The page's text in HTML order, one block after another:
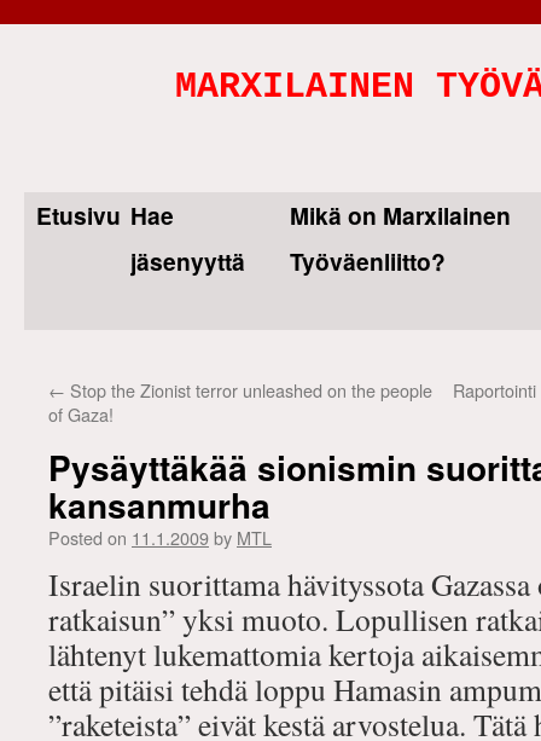
MARXILAINEN
Skip
Etusivu Hae
jäsenyyttä
Mikä on Marxilainen
Työväenliitto?
← Stop the Zionist terror unleashed on the people
of Gaza!
Pysäyttäkää sionismin
kansanmurha
Posted on 11.1.2009by MTL
Israelin suorittama hävityssota
ratkaisun” yksi muoto. Lopullisen
lähtenyt lukemattomia kertoja
että pitäisi tehdä loppu Hamasin
”raketeista” eivät kestä arvostelua.